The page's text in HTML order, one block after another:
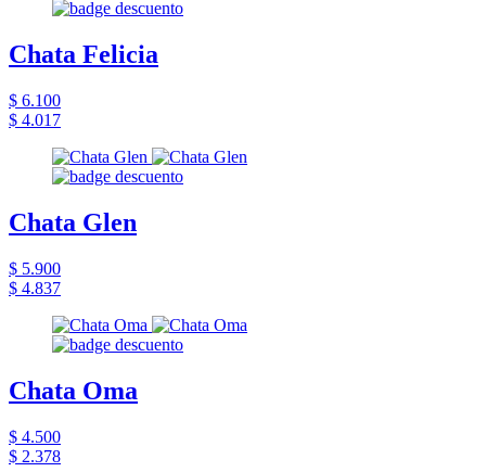
Chata Felicia
$ 6.100
$ 4.017
Chata Glen
$ 5.900
$ 4.837
Chata Oma
$ 4.500
$ 2.378